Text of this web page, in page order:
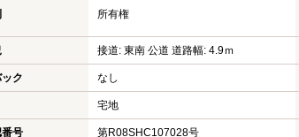
所有権
接道: 東南 公道 道路幅: 4.9ｍ
ク なし
宅地
号 第R08SHC107028号